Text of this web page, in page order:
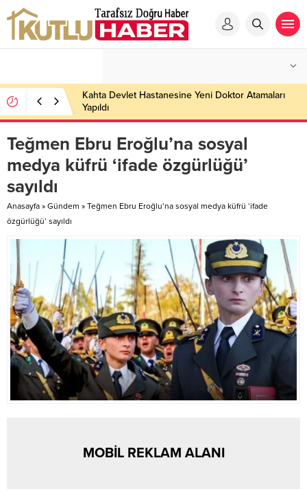
Kahta Devlet Hastanesine Yeni Doktor Atamaları
Yapıldı
Teğmen Ebru Eroğlu’na sosyal
medya küfrü ‘ifade özgürlüğü’
sayıldı
Anasayfa » Gündem » Teğmen Ebru Eroğlu’na sosyal medya küfrü ‘ifade
özgürlüğü’ sayıldı
MOBİL REKLAM ALANI